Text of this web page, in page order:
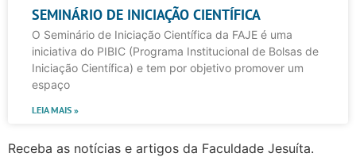
SEMINÁRIO DE INICIAÇÃO CIENTÍFICA
O Seminário de Iniciação Científica da FAJE é uma
iniciativa do PIBIC (Programa Institucional de Bolsas de
Iniciação Científica) e tem por objetivo promover um
espaço
LEIA MAIS »
Receba as notícias e artigos da Faculdade Jesuíta.